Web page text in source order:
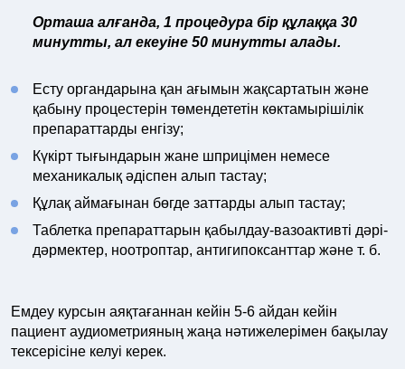
Орташа алғанда, 1 процедура бір құлаққа 30
минутты, ал екеуіне 50 минутты алады.
Есту органдарына қан ағымын жақсартатын және
қабыну процестерін төмендететін көктамырішілік
препараттарды енгізу;
Күкірт тығындарын жане шприцімен немесе
механикалық әдіспен алып тастау;
Құлақ аймағынан бөгде заттарды алып тастау;
Таблетка препараттарын қабылдау-вазоактивті дәрі-
дәрмектер, ноотроптар, антигипоксанттар және т. б.
Емдеу курсын аяқтағаннан кейін 5-6 айдан кейін
пациент аудиометрияның жаңа нәтижелерімен бақылау
тексерісіне келуі керек.